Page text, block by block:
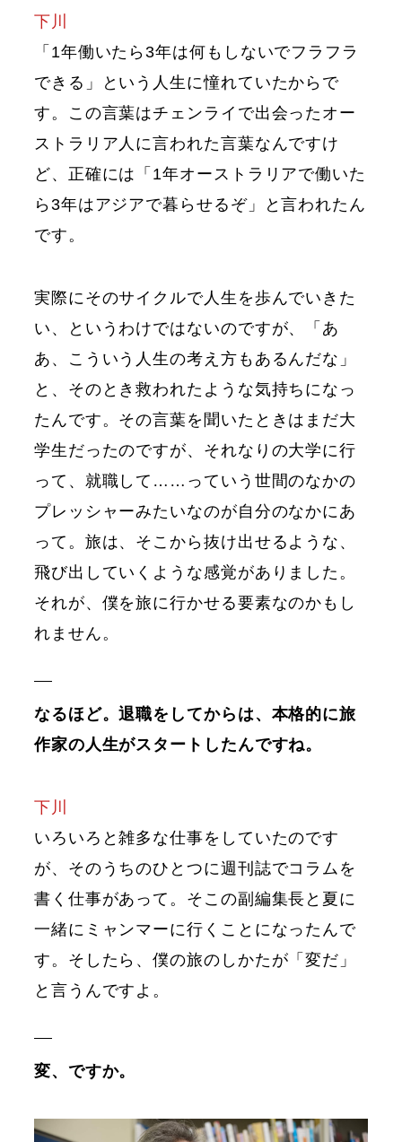
下川
「1年働いたら3年は何もしないでフラフラ
できる」という人生に憧れていたからで
す。この言葉はチェンライで出会ったオー
ストラリア人に言われた言葉なんですけ
ど、正確には「1年オーストラリアで働いた
ら3年はアジアで暮らせるぞ」と言われたん
です。
実際にそのサイクルで人生を歩んでいきた
い、というわけではないのですが、「あ
あ、こういう人生の考え方もあるんだな」
と、そのとき救われたような気持ちになっ
たんです。その言葉を聞いたときはまだ大
学生だったのですが、それなりの大学に行
って、就職して……っていう世間のなかの
プレッシャーみたいなのが自分のなかにあ
って。旅は、そこから抜け出せるような、
飛び出していくような感覚がありました。
それが、僕を旅に行かせる要素なのかもし
れません。
なるほど。退職をしてからは、本格的に旅
作家の人生がスタートしたんですね。
下川
いろいろと雑多な仕事をしていたのです
が、そのうちのひとつに週刊誌でコラムを
書く仕事があって。そこの副編集長と夏に
一緒にミャンマーに行くことになったんで
す。そしたら、僕の旅のしかたが「変だ」
と言うんですよ。
変、ですか。